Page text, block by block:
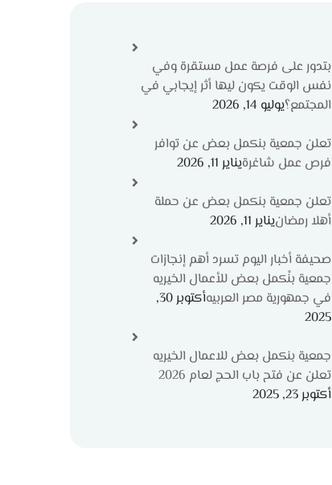
بتدور على فرصة عمل مستقرة وفي
نفس الوقت يكون ليها أثر إيجابي في
المجتمع؟يوليو 14, 2026
تعلن جمعية بنكمل بعض عن توافر
فرص عمل شاغرةيناير 11, 2026
تعلن جمعية بنكمل بعض عن حملة
أهلا رمضانيناير 11, 2026
صحيفة أخبار اليوم تسرد أهم إنجازات
جمعية بنْكمل بعض للأعمال الخيريه
في جمهورية مصر العربيه
أكتوبر 30,
2025
جمعية بنكمل بعض للاعمال الخيريه
تعلن عن فتح باب الحج لعام 2026
أكتوبر 23, 2025